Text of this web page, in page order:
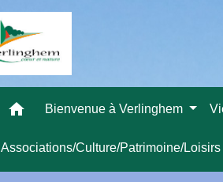
home Bienvenue à Verlinghem
Associations/Culture/Patrimoine/Loisirs